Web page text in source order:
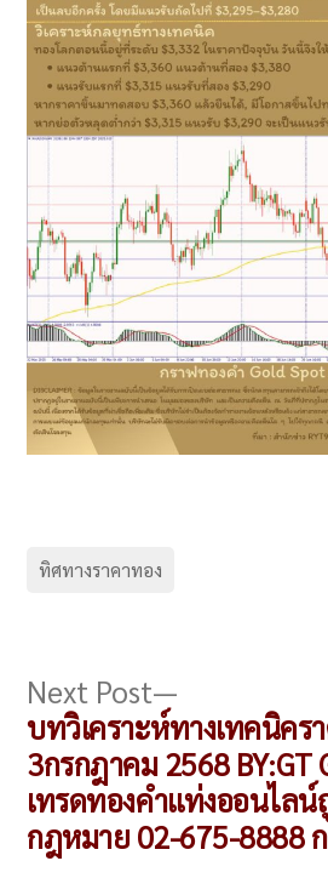
ทิศทางราคาทอง
แนะแนว
เรื่อง
Next Post
post:
บทวิเคราะห์ทางเทคนิคร
3กรกฎาคม 2568 BY:GT
เทรดทองคำแท่งออนไลน์
กฎหมาย 02-675-8888